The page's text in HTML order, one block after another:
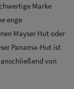
Marke
enge
Mayser Hut oder
Panama-Hut ist
von